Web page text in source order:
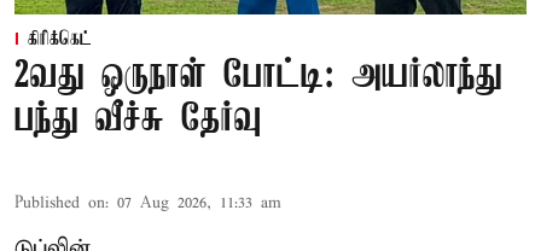
கிரிக்கெட்
2வது ஒருநாள் போட்டி: அயர்லாந்து
பந்து வீச்சு தேர்வு
Published on: 07 Aug 2026, 11:33 am